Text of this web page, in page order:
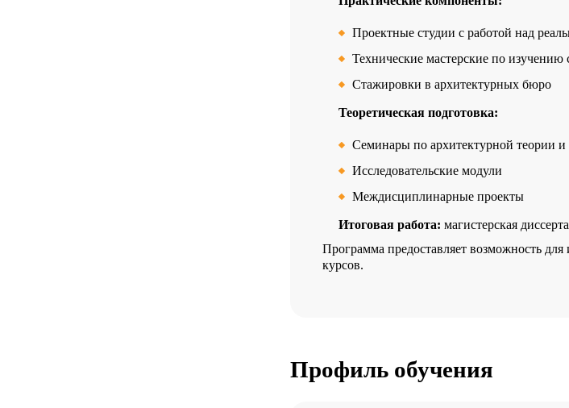
Проектные студии с работой над
Технические мастерские по изучению
Стажировки в архитектурных бюро
Теоретическая подготовка:
Семинары по архитектурной теории и
Исследовательские модули
Междисциплинарные проекты
Итоговая работа: магистерская
Программа предоставляет возможность
курсов.
Профиль обучения